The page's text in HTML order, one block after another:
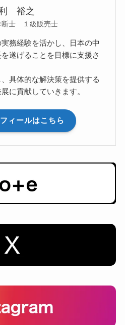
裕之
断士 １級販売士
務経験を活かし、日本の中
遂げることを目標に支援さ
具体的な解決策を提供する
に貢献していきます。
ィールはこちら